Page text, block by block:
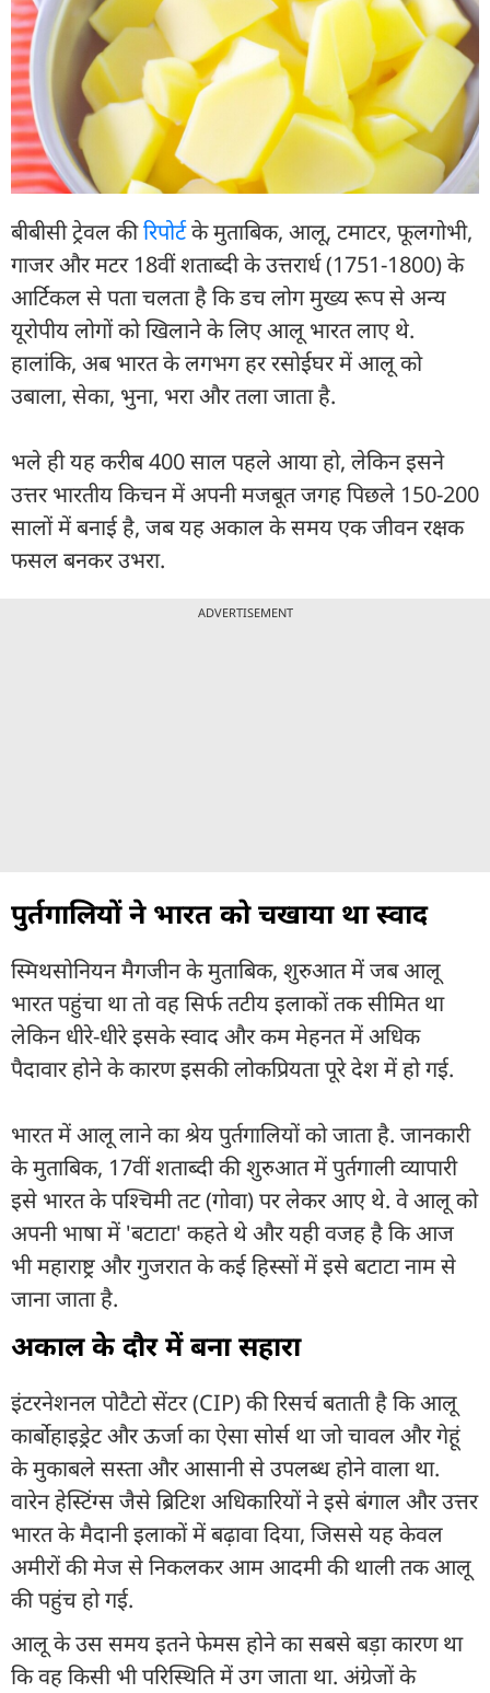
बीबीसी ट्रेवल कीरिपोर्टके मुताबिक, आलू, टमाटर, फूलगोभी,
गाजर और मटर 18वीं शताब्दी के उत्तरार्ध (1751-1800) के
आर्टिकल से पता चलता है कि डच लोग मुख्य रूप से अन्य
यूरोपीय लोगों को खिलाने के लिए आलू भारत लाए थे.
हालांकि, अब भारत के लगभग हर रसोईघर में आलू को
उबाला, सेका, भुना, भरा और तला जाता है.
भले ही यह करीब 400 साल पहले आया हो, लेकिन इसने
उत्तर भारतीय किचन में अपनी मजबूत जगह पिछले 150-200
सालों में बनाई है, जब यह अकाल के समय एक जीवन रक्षक
फसल बनकर उभरा.
ADVERTISEMENT
पुर्तगालियों ने भारत को चखाया था स्वाद
स्मिथसोनियन मैगजीन के मुताबिक, शुरुआत में जब आलू
भारत पहुंचा था तो वह सिर्फ तटीय इलाकों तक सीमित था
लेकिन धीरे-धीरे इसके स्वाद और कम मेहनत में अधिक
पैदावार होने के कारण इसकी लोकप्रियता पूरे देश में हो गई.
भारत में आलू लाने का श्रेय पुर्तगालियों को जाता है. जानकारी
के मुताबिक, 17वीं शताब्दी की शुरुआत में पुर्तगाली व्यापारी
इसे भारत के पश्चिमी तट (गोवा) पर लेकर आए थे. वे आलू को
अपनी भाषा में 'बटाटा' कहते थे और यही वजह है कि आज
भी महाराष्ट्र और गुजरात के कई हिस्सों में इसे बटाटा नाम से
जाना जाता है.
अकाल के दौर में बना सहारा
इंटरनेशनल पोटैटो सेंटर (CIP) की रिसर्च बताती है कि आलू
कार्बोहाइड्रेट और ऊर्जा का ऐसा सोर्स था जो चावल और गेहूं
के मुकाबले सस्ता और आसानी से उपलब्ध होने वाला था.
वारेन हेस्टिंग्स जैसे ब्रिटिश अधिकारियों ने इसे बंगाल और उत्तर
भारत के मैदानी इलाकों में बढ़ावा दिया, जिससे यह केवल
अमीरों की मेज से निकलकर आम आदमी की थाली तक आलू
की पहुंच हो गई.
आलू के उस समय इतने फेमस होने का सबसे बड़ा कारण था
कि वह किसी भी परिस्थिति में उग जाता था. अंग्रेजों के